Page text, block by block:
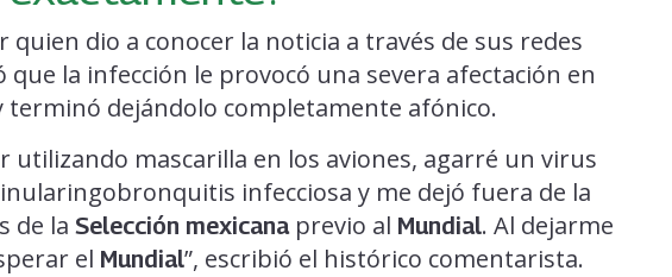
dio a conocer la noticia a través de sus redes
que la infección le provocó una severa afectación en
terminó dejándolo completamente afónico.
utilizando mascarilla en los aviones, agarré un virus
infecciosa y me dejó fuera de la
de la Selección mexicanaprevio al Mundial. Al dejarme
el Mundial”, escribió el histórico comentarista.